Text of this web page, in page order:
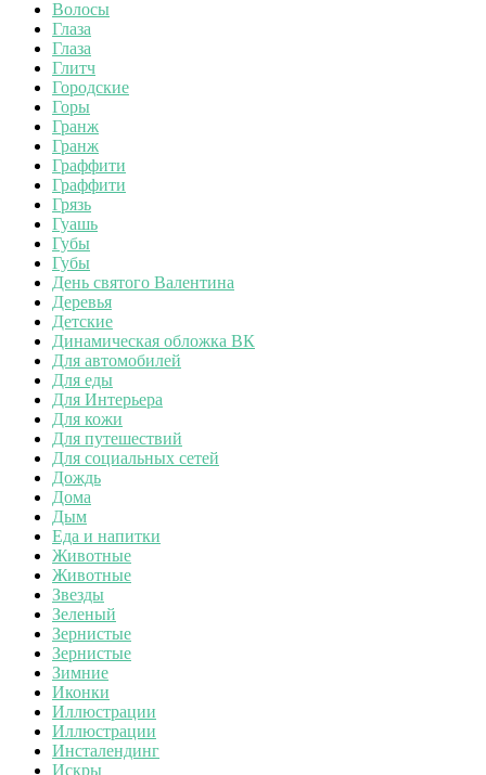
Волосы
Глаза
Глаза
Глитч
Городские
Горы
Гранж
Гранж
Граффити
Граффити
Грязь
Гуашь
Губы
Губы
День святого Валентина
Деревья
Детские
Динамическая обложка ВК
Для автомобилей
Для еды
Для Интерьера
Для кожи
Для путешествий
Для социальных сетей
Дождь
Дома
Дым
Еда и напитки
Животные
Животные
Звезды
Зеленый
Зернистые
Зернистые
Зимние
Иконки
Иллюстрации
Иллюстрации
Инсталендинг
Искры